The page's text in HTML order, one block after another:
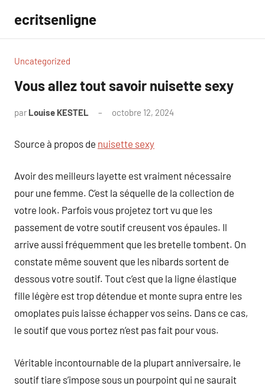
contenu
ecritsenligne
Uncategorized
Vous allez tout savoir nuisette sexy
par Louise KESTEL octobre 12, 2024
Source à propos de nuisette sexy
Avoir des meilleurs layette est vraiment nécessaire
pour une femme. C’est la séquelle de la collection de
votre look. Parfois vous projetez tort vu que les
passement de votre soutif creusent vos épaules. Il
arrive aussi fréquemment que les bretelle tombent. On
constate même souvent que les nibards sortent de
dessous votre soutif. Tout c’est que la ligne élastique
fille légère est trop détendue et monte supra entre les
omoplates puis laisse échapper vos seins. Dans ce cas,
le soutif que vous portez n’est pas fait pour vous.
Véritable incontournable de la plupart anniversaire, le
soutif tiare s’impose sous un pourpoint qui ne saurait